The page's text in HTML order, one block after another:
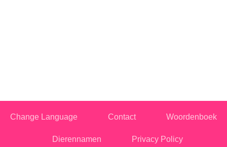
Change Language Contact Woordenboek
Dierennamen Privacy Policy